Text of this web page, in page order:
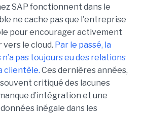
SAP fonctionnent dans le
ne cache pas que l'entreprise
pour encourager activement
le cloud. Par le passé, la
pas toujours eu des relations
clientèle. Ces dernières années,
critiqué des lacunes
d’intégration et une
inégale dans les